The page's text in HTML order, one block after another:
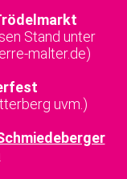
Stand unter
malter.de)
uvm.)